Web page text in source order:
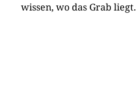
wissen, wo das Grab liegt.